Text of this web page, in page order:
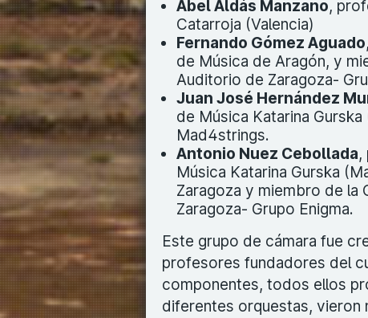
Abel Aldás Manzano,
Catarroja (Valencia)
Fernando Gómez Aguado
de Música de Aragón, y
Auditorio de Zaragoza-
Juan José Hernández
de Música Katarina
Mad4strings.
Antonio Nuez Cebollada,
Música Katarina Gurska
Zaragoza y miembro de la
Zaragoza- Grupo Enigma.
Este grupo de cámara fue
profesores fundadores del
componentes, todos ellos
diferentes orquestas, vieron